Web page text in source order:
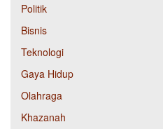
Politik
Bisnis
Teknologi
Gaya Hidup
Olahraga
Khazanah